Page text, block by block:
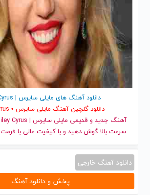
دانلود آهنگ های مایلی سایرس | Miley Cyrus
دانلود گلچین آهنگ مایلی سایرس • Miley Cyrus
آهنگ جدید
سرعت بالا گوش دهید و با کیفیت عالی با فرمت mp3 دانلود کنید
دانلود آهنگ خارجی
پخش و دانلود آهنگ